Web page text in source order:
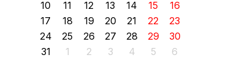
10
11 12 13 14 15
16
17
18 19 20 21 22
23
24
25 26 27 28 29
30
31
1 2 3 4 5 6